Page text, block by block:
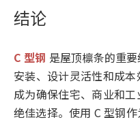
结论
C 型钢 是屋顶檩条的重
安装、设计灵活性和成
成为确保住宅、商业和
绝佳选择。使用 C 型钢